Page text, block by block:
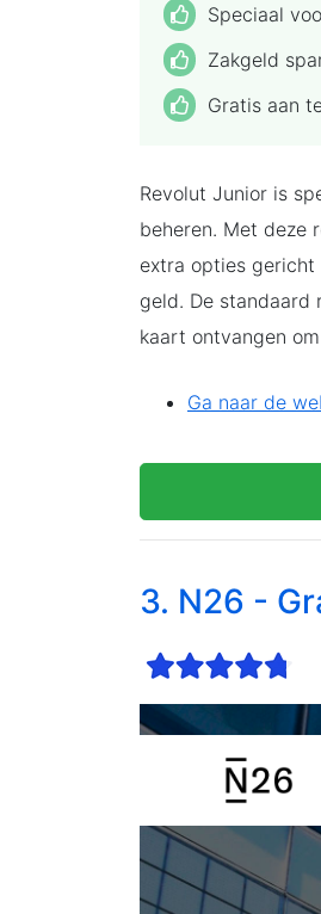
Speciaal
Zakgeld
Gratis aan
Revolut Junior is
beheren. Met deze
extra opties gericht
geld. De standaard
kaart ontvangen
Ga naar de
3. N26 -